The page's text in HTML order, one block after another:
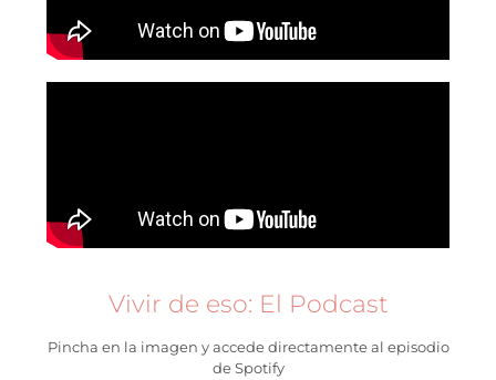
Vivir de eso: El Podcast
Pincha en la imagen y accede directamente al episodio
de Spotify